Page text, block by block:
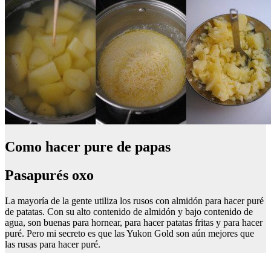
Como hacer pure de papas
Pasapurés oxo
La mayoría de la gente utiliza los rusos con almidón para hacer puré
de patatas. Con su alto contenido de almidón y bajo contenido de
agua, son buenas para hornear, para hacer patatas fritas y para hacer
puré. Pero mi secreto es que las Yukon Gold son aún mejores que
las rusas para hacer puré.